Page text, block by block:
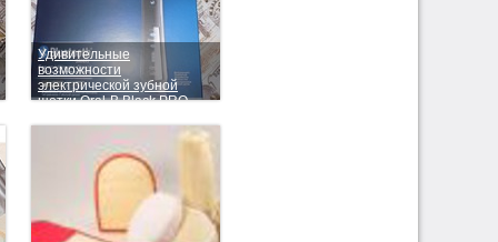
Удивительные
возможности
электрической зубной
щетки Oral-B Black PRO